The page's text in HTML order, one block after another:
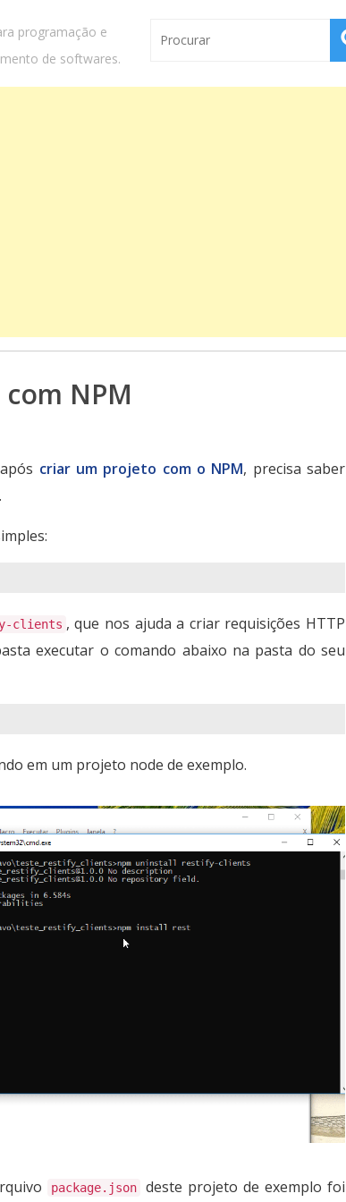
programação e
de softwares.
NPM
criar um projeto com o NPM, precisa saber
clients , que nos ajuda a criar requisições HTTP
executar o comando abaixo na pasta do seu
em um projeto node de exemplo.
package.json
deste projeto de exemplo foi